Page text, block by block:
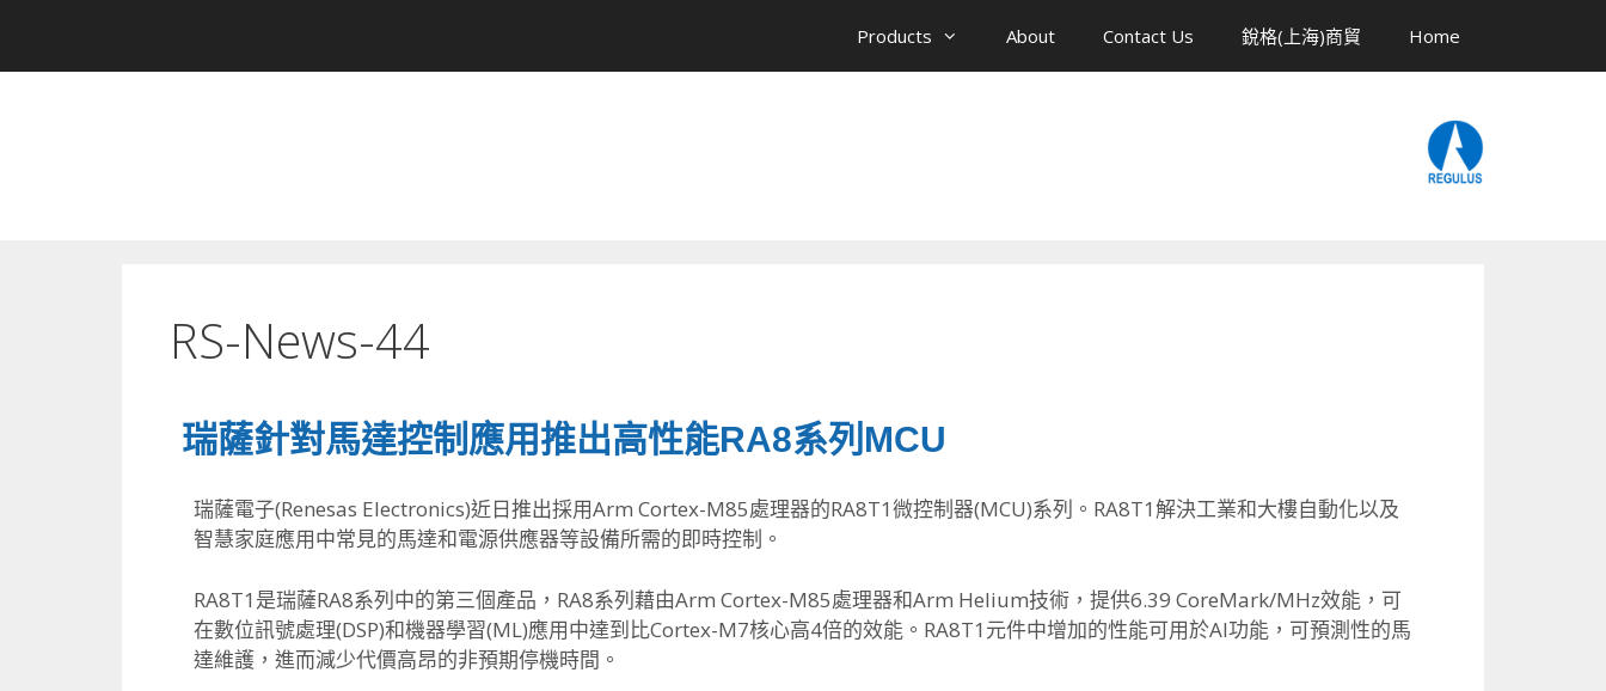
Products About Contact Us 銳格(上海)商貿 Home
RS-News-44
瑞薩針對馬達控制應用推出高性能RA8系列MCU
瑞薩電子(Renesas Electronics)近日推出採用Arm Cortex-M85處理器的RA8T1微控制器(MCU)系列。 RA8T1解決工業和大樓自動化以及
智慧家庭應用中常見的馬達和電源供應器等設備所需的即時控制。
RA8T1是瑞薩RA8系列中的第三個產品， RA8系列藉由Arm Cortex-M85處理器和Arm Helium技術，提供6.39 CoreMark/MHz效能，可
在數位訊號處理(DSP)和機器學習(ML)應用中達到比Cortex-M7核心高4倍的效能。 RA8T1元件中增加的性能可用於AI功能， 可預測性的馬
達維護，進而減少代價高昂的非預期停機時間。